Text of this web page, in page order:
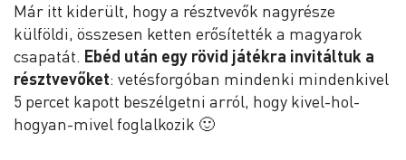
Már itt kiderült, hogy a résztvevők nagyrésze
külföldi, összesen ketten erősítették a magyarok
csapatát. Ebéd után egy rövid játékra invitáltuk a
résztvevőket: vetésforgóban mindenki mindenkivel
5 percet kapott beszélgetni arról, hogy kivel-hol-
hogyan-mivel foglalkozik 🙂